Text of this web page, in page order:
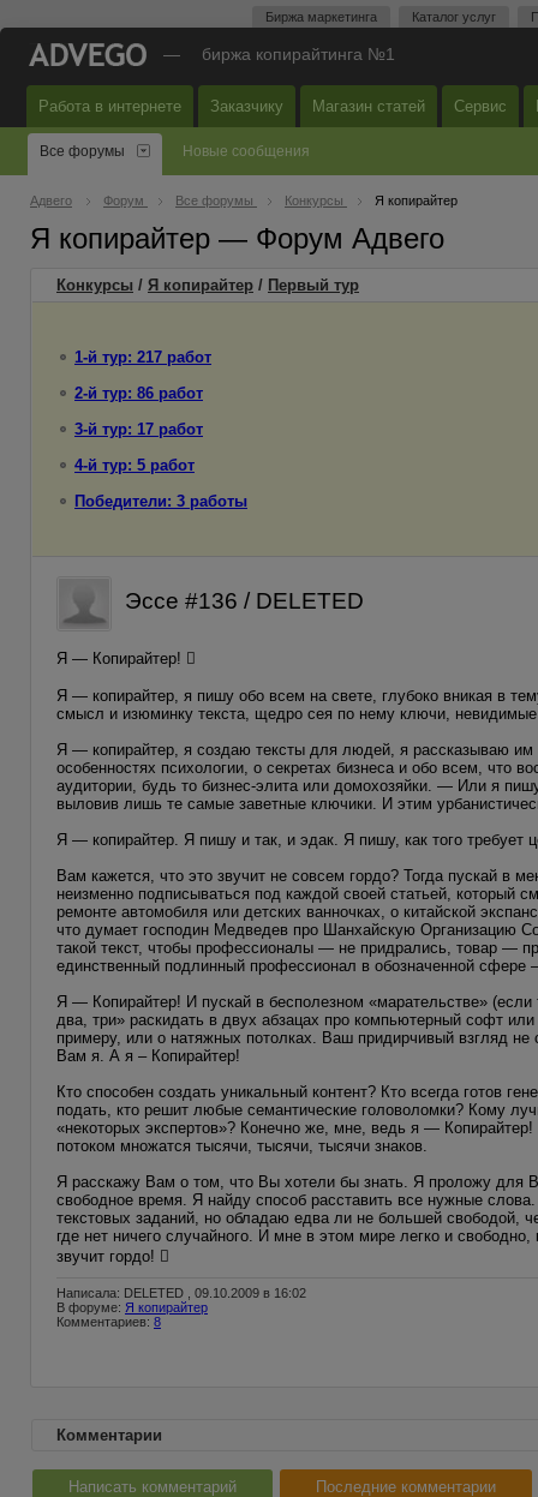
Биржа маркетинга Каталог услуг
— биржа копирайтинга №1
Работа в интернете Заказчику Магазин статей Сервис
Все форумы Новые сообщения
Адвего Форум Все форумы Конкурсы Я копирайтер
Я копирайтер — Форум Адвего
Конкурсы / Я копирайтер / Первый тур
1-й тур: 217 работ
2-й тур: 86 работ
3-й тур: 17 работ
4-й тур: 5 работ
Победители: 3 работы
Эссе #136 / DELETED
Я — Копирайтер! 
Я — копирайтер, я пишу обо всем на свете, глубоко вникая в
смысл и изюминку текста, щедро сея по нему ключи, невидимые
Я — копирайтер, я создаю тексты для людей, я рассказываю
особенностях психологии, о секретах бизнеса и обо всем, что
аудитории, будь то бизнес-элита или домохозяйки. — Или я
выловив лишь те самые заветные ключики. И этим
Я — копирайтер. Я пишу и так, и эдак. Я пишу, как того требует
Вам кажется, что это звучит не совсем гордо? Тогда пускай в
неизменно подписываться под каждой своей статьей, который
ремонте автомобиля или детских ванночках, о китайской
что думает господин Медведев про Шанхайскую Организацию
такой текст, чтобы профессионалы — не придрались, товар —
единственный подлинный профессионал в обозначенной
Я — Копирайтер! И пускай в бесполезном «марательстве»
два, три» раскидать в двух абзацах про компьютерный софт
примеру, или о натяжных потолках. Ваш придирчивый взгляд
Вам я. А я – Копирайтер!
Кто способен создать уникальный контент? Кто всегда готов
подать, кто решит любые семантические головоломки? Кому
«некоторых экспертов»? Конечно же, мне, ведь я —
потоком множатся тысячи, тысячи, тысячи знаков.
Я расскажу Вам о том, что Вы хотели бы знать. Я проложу для
свободное время. Я найду способ расставить все нужные
текстовых заданий, но обладаю едва ли не большей
где нет ничего случайного. И мне в этом мире легко и
звучит гордо! 
Написала: DELETED , 09.10.2009 в 16:02
В форуме: Я копирайтер
Комментариев: 8
Комментарии
Написать комментарий Последние комментарии